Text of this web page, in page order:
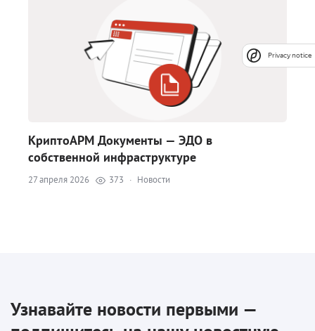
КриптоАРМ Документы — ЭДО в
собственной инфраструктуре
27 апреля 2026 373 · Новости
Узнавайте новости первыми —
Privacy notice